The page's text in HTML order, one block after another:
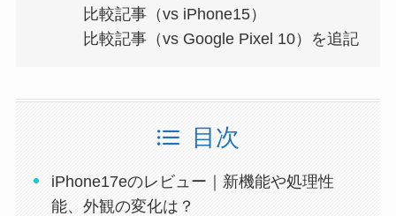
比較記事（vs iPhone15）
比較記事（vs Google Pixel 10）を追記
目次
iPhone17eのレビュー｜新機能や処理性
能、外観の変化は？